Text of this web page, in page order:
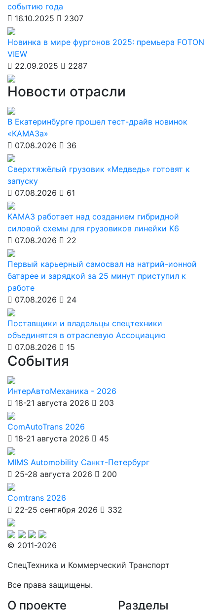
событию года
16.10.2025
2307
Новинка в мире фургонов 2025: премьера FOTON
VIEW
22.09.2025
2287
Новости отрасли
В Екатеринбурге прошел тест-драйв новинок
«КАМАЗа»
07.08.2026
36
Сверхтяжёлый грузовик «Медведь» готовят к
запуску
07.08.2026
61
КАМАЗ работает над созданием гибридной
силовой схемы для грузовиков линейки К6
07.08.2026
22
Первый карьерный самосвал на натрий-ионной
батарее и зарядкой за 25 минут приступил к
работе
07.08.2026
24
Поставщики и владельцы спецтехники
объединятся в отраслевую Ассоциацию
07.08.2026
15
События
ИнтерАвтоМеханика - 2026
18-21 августа 2026
203
ComAutoTrans 2026
18-21 августа 2026
45
MIMS Automobility Санкт-Петербург
25-28 августа 2026
200
Comtrans 2026
22-25 сентября 2026
332
© 2011-2026
СпецТехника и Коммерческий Транспорт
Все права защищены.
О проекте Разделы